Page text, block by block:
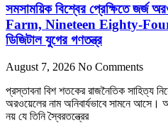
সমসাময়িক বিশ্বের প্রেক্ষিতে জর্জ
Farm, Nineteen Eighty-
ডিজিটাল যুগের গণতন্ত্র
August 7, 2026 No Comments
প্রস্তাবনা বিশ শতকের রাজনৈতিক সাহিত্য
অরওয়েলের নাম অনিবার্যভাবে সামনে
নয় যে তিনি স্বৈরতন্ত্রের